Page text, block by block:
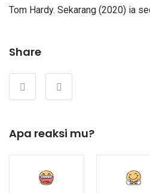
Tom Hardy. Sekarang (2020) ia
Share
Apa reaksi mu?